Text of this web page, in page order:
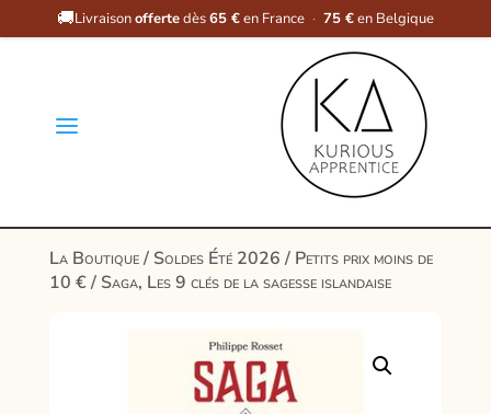
🚚Livraisonoffertedès65 €en France · 75 €en Belgique
a
La Boutique/ Soldes Été 2026/ Petits prix moins de
10 €/ Saga, Les 9 clés de la sagesse islandaise